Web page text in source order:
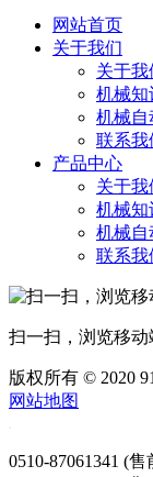
网站首页
关于我们
关于我
机械知
机械自
联系我
产品中心
关于我
机械知
机械自
联系我
扫一扫，浏览移动
版权所有 © 2020
网站地图
0510-87061341 (售